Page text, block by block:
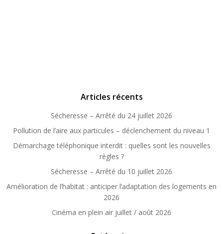
Articles récents
Sécheresse – Arrêté du 24 juillet 2026
Pollution de l’aire aux particules – déclenchement du niveau 1
Démarchage téléphonique interdit : quelles sont les nouvelles
règles ?
Sécheresse – Arrêté du 10 juillet 2026
Amélioration de l’habitat : anticiper l’adaptation des logements en
2026
Cinéma en plein air juillet / août 2026